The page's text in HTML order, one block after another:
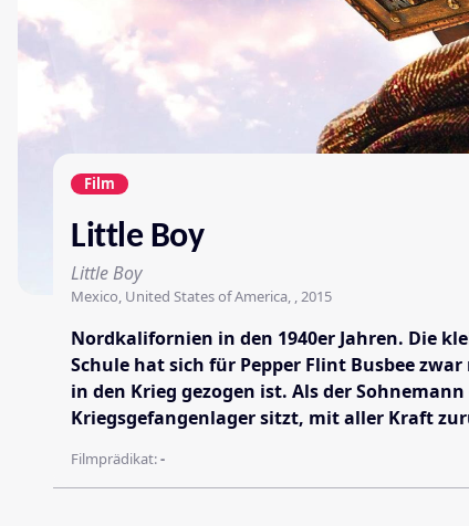
Film
Little Boy
Little Boy
Mexico, United States of America, , 2015
Nordkalifornien in den 1940er Jahren. Die
Schule hat sich für Pepper Flint Busbee
in den Krieg gezogen ist. Als der
Kriegsgefangenlager sitzt, mit aller Kraft
Filmprädikat:-